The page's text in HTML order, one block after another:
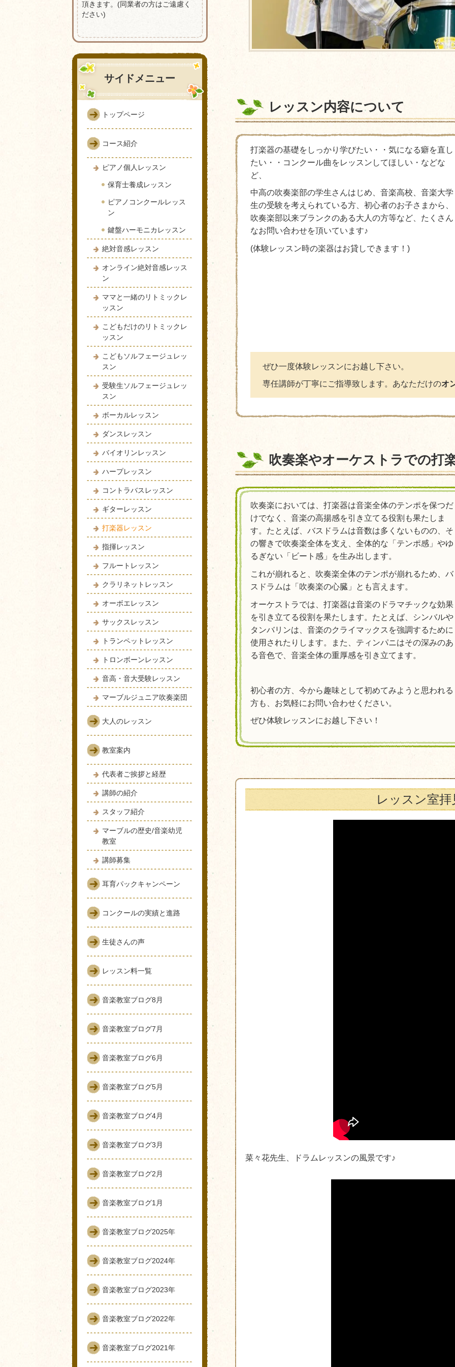
レッスン内容について
打楽器の基礎をしっかり学びたい・・気になる癖を直し
たい・・コンクール曲をレッスンしてほしい・などな
ど、
中高の吹奏楽部の学生さんはじめ、音楽高校、音楽大学
生の受験を考えられている方、初心者のお子さまから、
吹奏楽部以来ブランクのある大人の方等など、たくさん
なお問い合わせを頂いています♪
(体験レッスン時の楽器はお貸しできます！)
ぜひ一度体験レッスンにお越し下さい。
専任講師が丁寧にご指導致します。あなただけのオ
吹奏楽やオーケストラでの打
吹奏楽においては、打楽器は音楽全体のテンポを保つだ
けでなく、音楽の高揚感を引き立てる役割も果たしま
す。 たとえば、バスドラムは音数は多くないものの、そ
の響きで吹奏楽全体を支え、全体的な「テンポ感」やゆ
るぎない「ビート感」を生み出します。
これが崩れると、吹奏楽全体のテンポが崩れるため、バ
スドラムは「吹奏楽の心臓」とも言えます。
オーケストラでは、打楽器は音楽のドラマチックな効果
を引き立てる役割を果たします。たとえば、シンバルや
タンバリンは、音楽のクライマックスを強調するために
使用されたりします。
また、ティンパニはその深みのあ
る音色で、音楽全体の重厚感を引き立てます。
初心者の方、今から趣味として初めてみようと思われる
方も、お気軽にお問い合わせください。
ぜひ体験レッスンにお越し下さい！
レッスン室拝
菜々花先生、ドラムレッスンの風景です♪
頂きます。(同業者の方はご遠慮く
ださい)
サイドメニュー
トップページ
コース紹介
ピアノ個人レッスン
保育士養成レッスン
ピアノコンクールレッス
ン
鍵盤ハーモニカレッスン
絶対音感レッスン
オンライン絶対音感レッス
ン
ママと一緒のリトミックレ
ッスン
こどもだけのリトミックレ
ッスン
こどもソルフェージュレッ
スン
受験生ソルフェージュレッ
スン
ボーカルレッスン
ダンスレッスン
バイオリンレッスン
ハープレッスン
コントラバスレッスン
ギターレッスン
打楽器レッスン
指揮レッスン
フルートレッスン
クラリネットレッスン
オーボエレッスン
サックスレッスン
トランペットレッスン
トロンボーンレッスン
音高・音大受験レッスン
マーブルジュニア吹奏楽団
大人のレッスン
教室案内
代表者ご挨拶と経歴
講師の紹介
スタッフ紹介
マーブルの歴史/音楽幼児
教室
講師募集
耳育パックキャンペーン
コンクールの実績と進路
生徒さんの声
レッスン料一覧
音楽教室ブログ8月
音楽教室ブログ7月
音楽教室ブログ6月
音楽教室ブログ5月
音楽教室ブログ4月
音楽教室ブログ3月
音楽教室ブログ2月
音楽教室ブログ1月
音楽教室ブログ2025年
音楽教室ブログ2024年
音楽教室ブログ2023年
音楽教室ブログ2022年
音楽教室ブログ2021年